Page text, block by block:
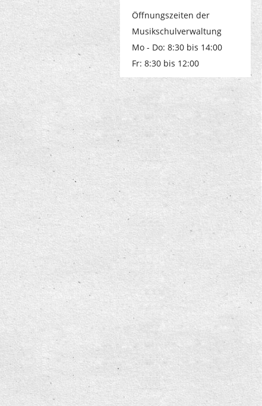
Öffnungszeiten der
Musikschulverwaltung
Mo - Do: 8:30 bis 14:00
Fr: 8:30 bis 12:00